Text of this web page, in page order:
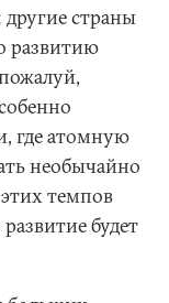
страны
развитию
где атомную
необычайно
темпов
будет